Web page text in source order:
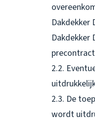
Dakdekker
Dakdekker
2.2.
2.3. De
wordt